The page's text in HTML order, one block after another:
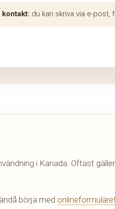
kontakt: du kan skriva via e-post,
i Kanada. Oftast
börja med